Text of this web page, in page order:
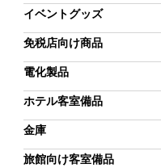
イベントグッズ
免税店向け商品
電化製品
ホテル客室備品
金庫
旅館向け客室備品